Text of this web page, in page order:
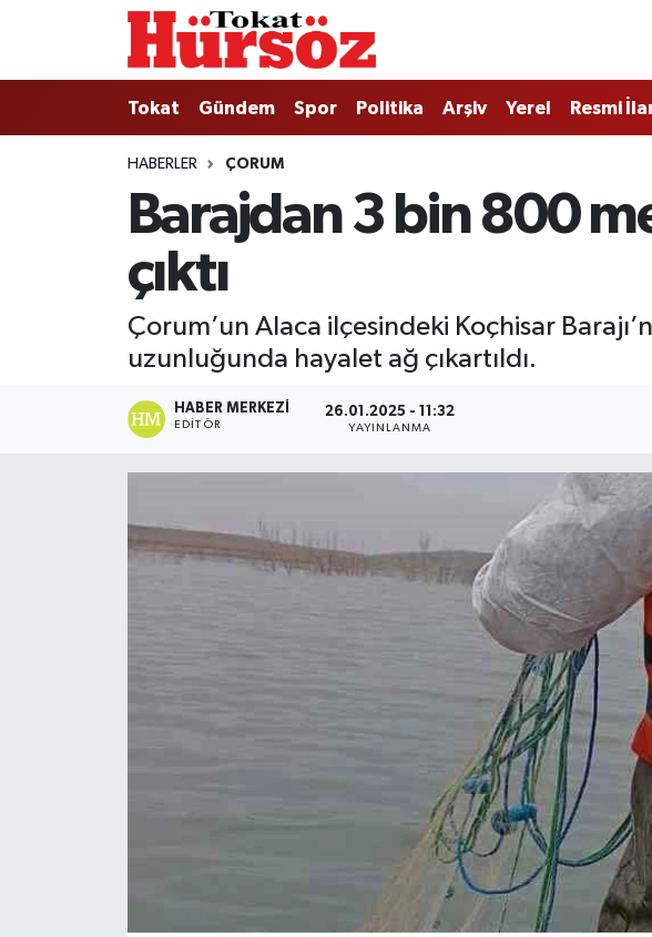
Tokat Gündem Spor Politika Arşiv Yerel Resmi
HABERLER ÇORUM
Barajdan 3 bin 800
çıktı
Çorum’un Alaca ilçesindeki Koçhisar
uzunluğunda hayalet ağ çıkartıldı.
HABER MERKEZI
EDITÖR
26.01.2025 - 11:32
YAYINLANMA
Tokat
Türkiye Gündemi
Gündem
Politika
Tokat Spor
Ekonomi
Nöbetçi Eczaneler
Hava Durumu
Tokat Namaz Vakitleri
Trafik Durumu
Tüm Manşetler
Son Dakika Haberleri